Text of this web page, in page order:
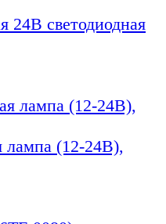
24В светодиодная
лампа (12-24В),